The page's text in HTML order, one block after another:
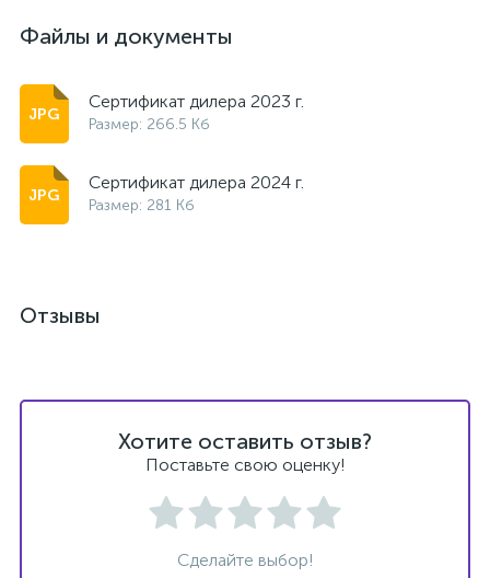
Файлы и документы
Сертификат дилера 2023 г.
Размер: 266.5 Кб
Сертификат дилера 2024 г.
Размер: 281 Кб
Отзывы
Хотите оставить отзыв?
Поставьте свою оценку!
Сделайте выбор!